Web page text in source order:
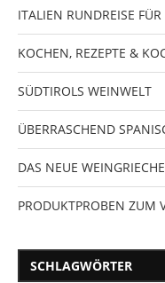
ITALIEN RUNDREISE
KOCHEN, REZEPTE &
SÜDTIROLS WEINWELT
ÜBERRASCHEND
DAS NEUE
PRODUKTPROBEN ZUM
SCHLAGWÖRTER